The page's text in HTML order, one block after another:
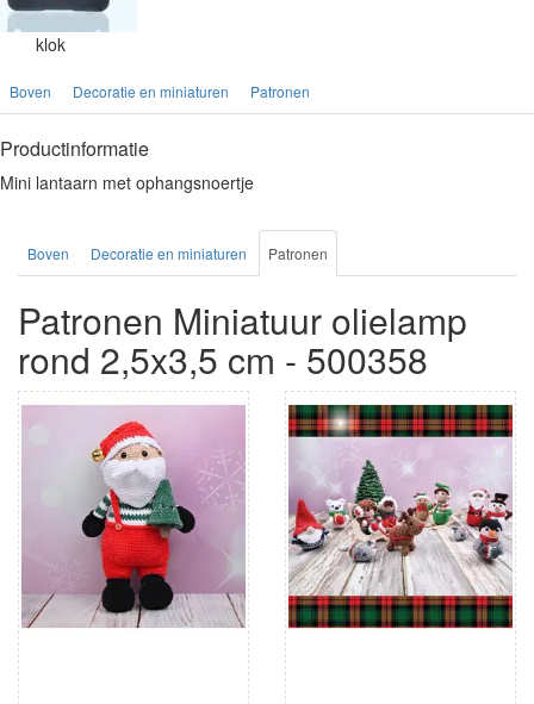
klok
Boven Decoratie en miniaturen Patronen
Productinformatie
Mini lantaarn met ophangsnoertje
Boven Decoratie en miniaturen Patronen
Patronen Miniatuur olielamp
rond 2,5x3,5 cm - 500358